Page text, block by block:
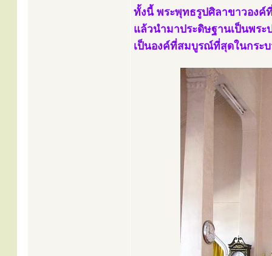
ทั้งนี้ พระพุทธรูปศิลาขาวองค์
แล้วนำมาประดิษฐานเป็นพระ
เป็นองค์ที่สมบูรณ์ที่สุดในกระ